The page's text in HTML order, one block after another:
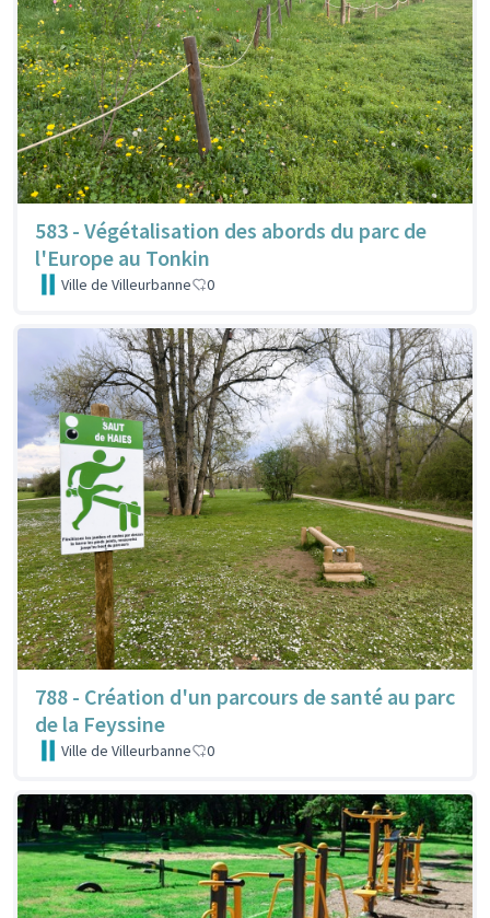
583 - Végétalisation des abords du parc de
l'Europe au Tonkin
Ville de Villeurbanne 0
788 - Création d'un parcours de santé au parc
de la Feyssine
Ville de Villeurbanne 0